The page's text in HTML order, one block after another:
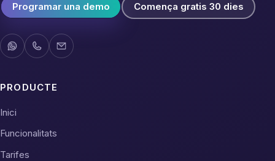
Programar una demo Comença gratis 30 dies
PRODUCTE
Inici
Funcionalitats
Tarifes